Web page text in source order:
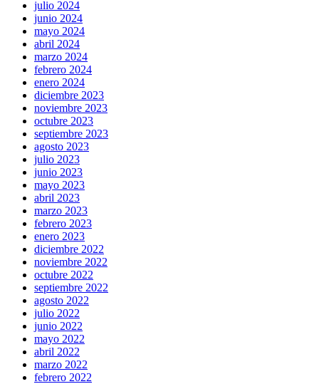
julio 2024
junio 2024
mayo 2024
abril 2024
marzo 2024
febrero 2024
enero 2024
diciembre 2023
noviembre 2023
octubre 2023
septiembre 2023
agosto 2023
julio 2023
junio 2023
mayo 2023
abril 2023
marzo 2023
febrero 2023
enero 2023
diciembre 2022
noviembre 2022
octubre 2022
septiembre 2022
agosto 2022
julio 2022
junio 2022
mayo 2022
abril 2022
marzo 2022
febrero 2022